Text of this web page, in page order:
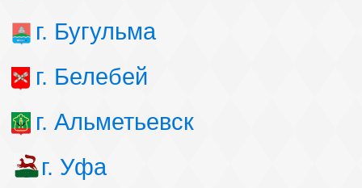
г. Бугульма
г. Белебей
г. Альметьевск
г. Уфа